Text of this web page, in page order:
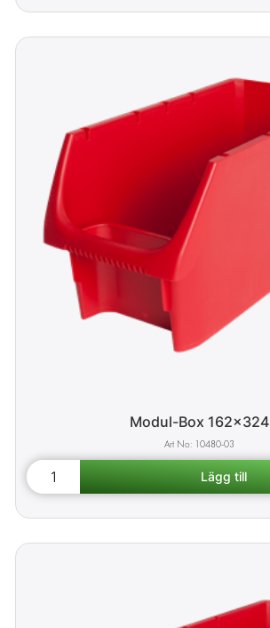
Modul-Box 162x324
10480-03